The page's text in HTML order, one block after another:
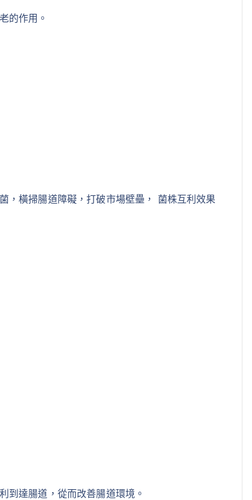
的作用。
，橫掃腸道障礙，打破市場壁壘， 菌株互利效果
到達腸道，從而改善腸道環境。